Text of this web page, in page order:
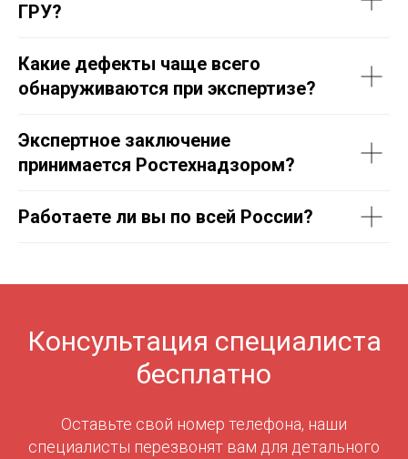
ГРУ?
Какие дефекты чаще всего
обнаруживаются при экспертизе?
Экспертное заключение
принимается Ростехнадзором?
Работаете ли вы по всей России?
Консультация специалиста
бесплатно
Оставьте свой номер телефона, наши
специалисты перезвонят вам для детального